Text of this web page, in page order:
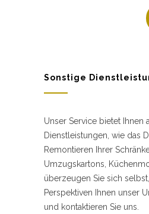
Sonstige
Unser Service bietet Ihnen
Dienstleistungen, wie das
Remontieren Ihrer
Umzugskartons,
überzeugen Sie sich
Perspektiven Ihnen unser
und kontaktieren Sie uns.